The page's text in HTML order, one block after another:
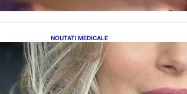
NOUTATI MEDICALE
Laura Cosoi și Povestea
Maternității: O Călătorie Plină
de Dragoste și Provocări